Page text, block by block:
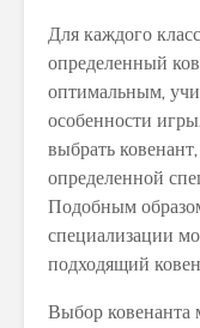
Для каждого
определенный
оптимальным,
особенности
выбрать
определенной
Подобным
специализации
подходящий
Выбор ковенанта